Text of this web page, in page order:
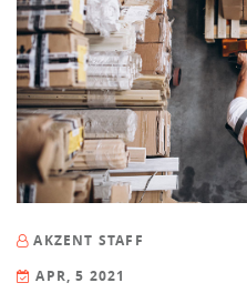
AKZENT STAFF
APR, 5 2021